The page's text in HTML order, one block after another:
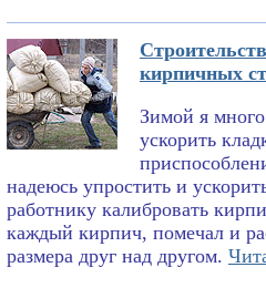
кирпичных
Зимой я
ускорить
надеюсь упростить и
работнику калибровать
каждый кирпич, помечал и
размера друг над другом.